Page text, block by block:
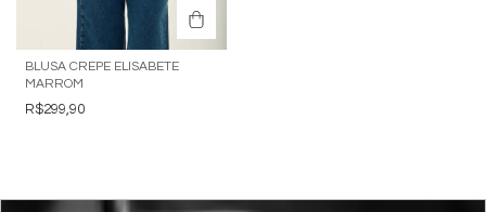
BLUSA CREPE ELISABETE
MARROM
R$299,90